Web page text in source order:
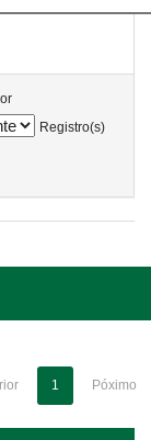
Registro(s)
1 Póximo